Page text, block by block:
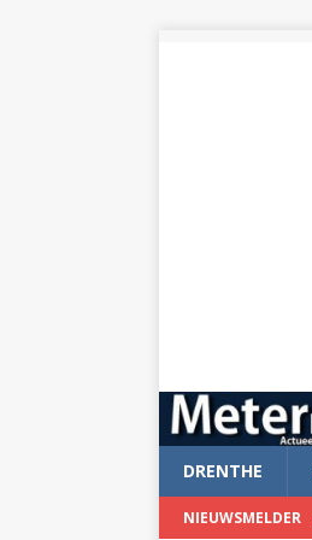
DRENTHE
NIEUWSMELDER